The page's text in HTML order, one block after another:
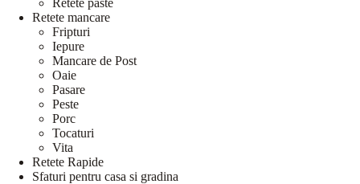
Retete mancare
Fripturi
Iepure
Mancare de Post
Oaie
Pasare
Peste
Porc
Tocaturi
Vita
Retete Rapide
Sfaturi pentru casa si gradina